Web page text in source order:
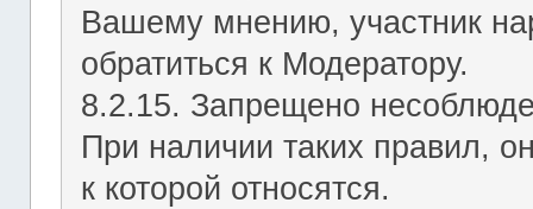
Вашему мнению, участник
обратиться к Модератору.
8.2.15. Запрещено
При наличии таких правил,
к которой относятся.